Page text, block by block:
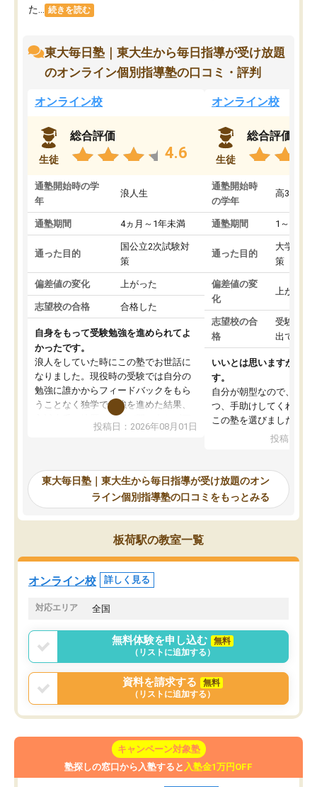
た...
続きを読む
東大毎日塾｜東大生から毎日指導が受け放題
のオンライン個別指導塾の口コミ・評判
オンライン校
生徒
総合評価
4.6
通塾開始時の学
年
浪人生
通塾期間 4ヵ月～1年未満
通った目的
国公立2次試験対
策
偏差値の変化 上がった
志望校の合格 合格した
自身をもって受験勉強を進められてよ
かったです。
浪人をしていた時にこの塾でお世話に
なりました。現役時の受験では自分の
勉強に誰かからフィードバックをもら
うことなく独学で勉強を進めた結果、
入試本番に地歴の学習が間に合わず不
合格となってしまいました。その経験
東大毎日塾にたどり着きました。学習
の長期計画や日々の勉強のやり方につ
いて客観的なアドバイスをいただけた
ので、自信をもって受験勉強を進める
ことができました。自分のように勉強
のやり方や進捗管理で苦労している方
には特におすすめしたい塾です。
投稿日：2026年08月01日
オンライン校
生徒
総合評価
通塾開始時
の学年
高3
通塾期間 1～3ヵ月
通った目的
大学入学
策
偏差値の変
化
上がった
志望校の合
格
受験して
出ていな
いいとは思いますが、料
す。
自分が朝型なので、自習
つ、手助けしてくれる設
この塾を選びました。
投稿日：
東大毎日塾｜東大生から毎日指導が受け放題のオン
ライン個別指導塾の口コミをもっとみる
板荷駅の教室一覧
オンライン校 詳しく見る
対応エリア 全国
無料体験を申し込む
無料
（リストに追加する）
資料を請求する
無料
（リストに追加する）
キャンペーン対象塾
塾探しの窓口から入塾すると 入塾金1万円OFF